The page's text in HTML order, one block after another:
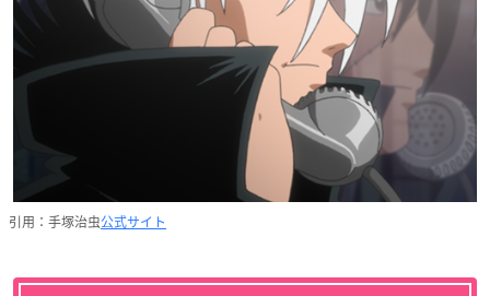
引用：手塚治虫公式サイト